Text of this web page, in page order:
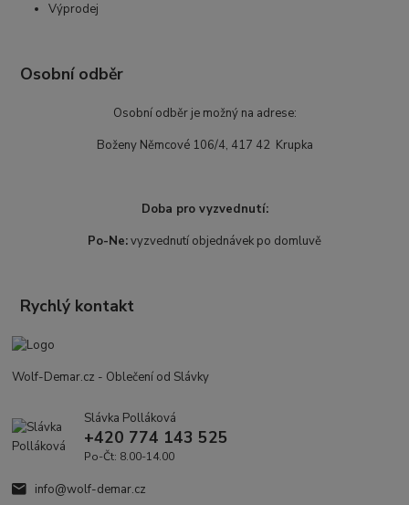
Výprodej
Osobní odběr
Osobní odběr je možný na adrese:
Boženy Němcové 106/4, 417 42 Krupka
Doba pro vyzvednutí:
Po-Ne:vyzvednutí objednávek po domluvě
Rychlý kontakt
Wolf-Demar.cz - Oblečení od Slávky
Slávka Polláková
+420 774 143 525
Po-Čt: 8.00-14.00
info@wolf-demar.cz